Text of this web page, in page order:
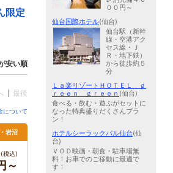
限定
安い順
最後
について
岩沼
税込)
～
００円～
仙台国際ホテル(仙台)
仙台駅（新幹
線・空港アク
セス線・Ｊ
Ｒ・地下鉄）
から徒歩約５
分
Ｌａ楽リゾートＨＯＴＥＬ ｇ
ｒｅｅｎ ｇｒｅｅｎ (仙台)
食べる・飲む・遊ぶがセットに
なった特典盛りだくさんプラ
ン！
ホテルシーラックパル仙台(仙
台)
ＶＯＤ映画・朝食・駐車場無
料！お車でのご移動に最適で
す！